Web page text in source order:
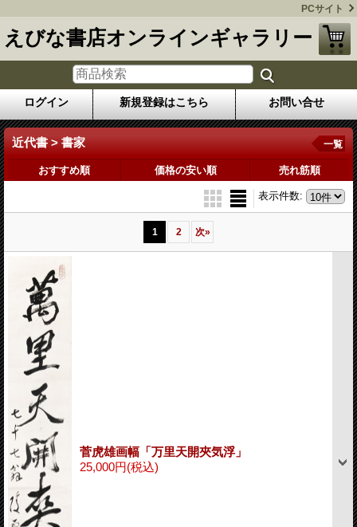
PCサイト
えびな書店オンラインギャラリー
ログイン 新規登録はこちら お問い合せ
近代書 > 書家 一覧
おすすめ順 価格の安い順 売れ筋順
表示件数:
1 2 次»
菅虎雄画幅「万里天開夾気浮」
25,000円(税込)